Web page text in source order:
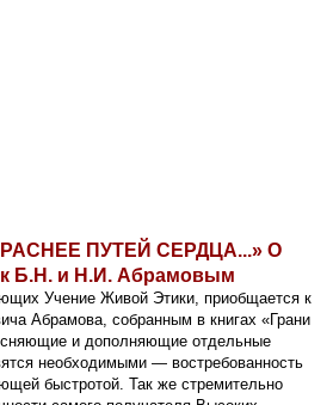
ПУТЕЙ СЕРДЦА...» О
Б.Н. и Н.И. Абрамовым
Учение Живой Этики, приобщается к
Абрамова, собранным в книгах «Грани
и дополняющие отдельные
необходимыми — востребованность
быстротой. Так же стремительно